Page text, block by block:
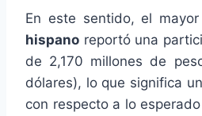
En este sentido, el
hispano reportó una
de 2,170 millones de
dólares), lo que significa
con respecto a lo